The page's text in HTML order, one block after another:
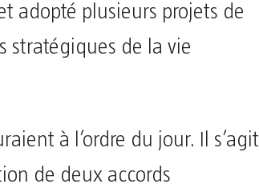
adopté plusieurs projets de
stratégiques de la vie
à l’ordre du jour. Il s’agit
de deux accords